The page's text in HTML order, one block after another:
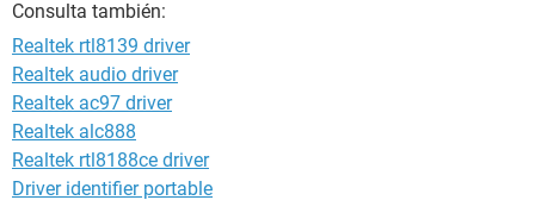
Consulta también:
Realtek rtl8139 driver
Realtek audio driver
Realtek ac97 driver
Realtek alc888
Realtek rtl8188ce driver
Driver identifier portable